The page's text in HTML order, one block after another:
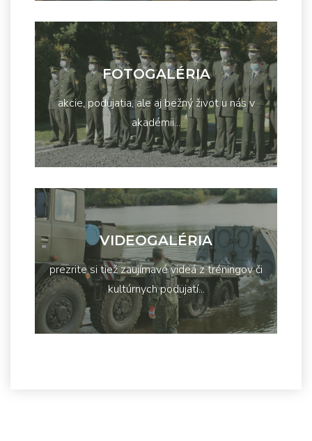
FOTOGALÉRIA
akcie, podujatia, ale aj bežný život u nás v
akadémii...
VIDEOGALÉRIA
prezrite si tiež zaujímavé videá z tréningov či
kultúrnych podujatí...